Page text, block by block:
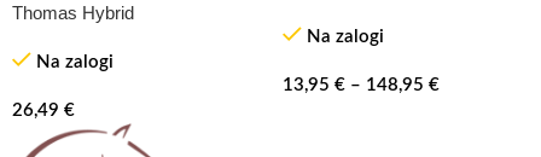
Thomas Hybrid
Na zalogi
26,49 €
Na zalogi
13,95 € – 148,95 €